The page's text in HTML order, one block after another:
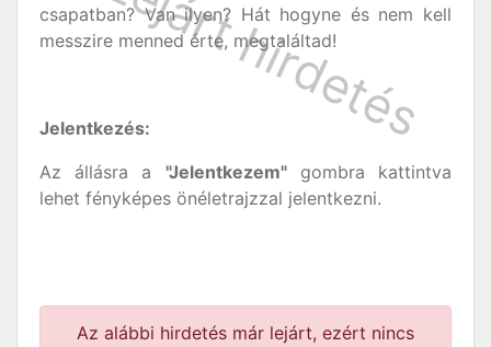
csapatban? Van ilyen? Hát hogyne és nem kell
messzire menned érte, megtaláltad!
Jelentkezés:
Az állásra a "Jelentkezem"gombra kattintva
lehet fényképes önéletrajzzal jelentkezni.
Az alábbi hirdetés már lejárt, ezért nincs